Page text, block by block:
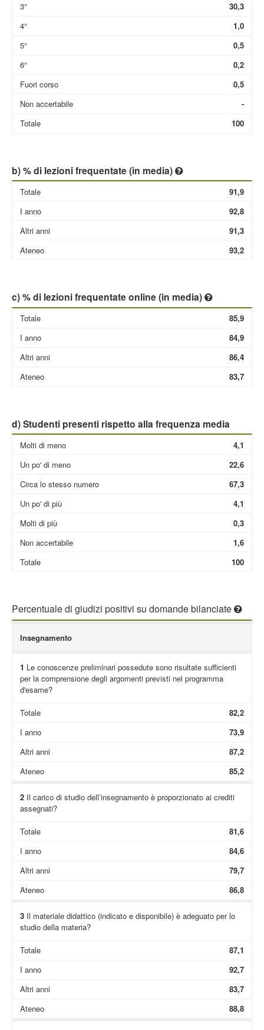
3°
4°
5°
6°
Fuori corso
Non accertabile
Totale
30,3
1,0
0,5
0,2
0,5
-
100
b) % di lezioni frequentate (in media)
Totale
I anno
Altri anni
Ateneo
91,9
92,8
91,3
93,2
c) % di lezioni frequentate online (in media)
Totale
I anno
Altri anni
Ateneo
85,9
84,9
86,4
83,7
d) Studenti presenti rispetto alla frequenza media
Molti di meno
Un po' di meno
Circa lo stesso numero
Un po' di più
Molti di più
Non accertabile
Totale
4,1
22,6
67,3
4,1
0,3
1,6
100
Percentuale di giudizi positivi su domande bilanciate
Insegnamento
1 Le conoscenze preliminari possedute sono risultate sufficienti
per la comprensione degli argomenti previsti nel programma
d'esame?
Totale
82,2
I anno
73,9
Altri anni
87,2
Ateneo
85,2
2Il carico di studio dell’insegnamento è proporzionato ai crediti
assegnati?
Totale
81,6
I anno
84,6
Altri anni
79,7
Ateneo
86,8
3Il materiale didattico (indicato e disponibile) è adeguato per lo
studio della materia?
Totale
87,1
I anno
92,7
Altri anni
83,7
Ateneo
88,8